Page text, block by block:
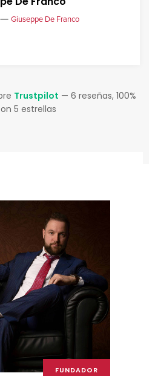
— Giuseppe De Franco
Trustpilot — 6 reseñas, 100%
5 estrellas
FUNDADOR